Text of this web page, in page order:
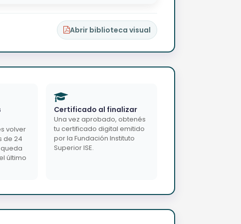
Abrir biblioteca visual
volver
de 24
queda
último
Certificado al finalizar
Una vez aprobado, obtenés
tu certificado digital emitido
por la Fundación Instituto
Superior ISE.